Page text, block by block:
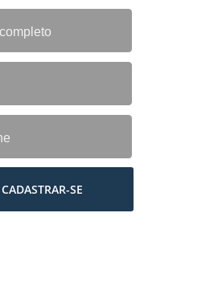
CADASTRAR-SE